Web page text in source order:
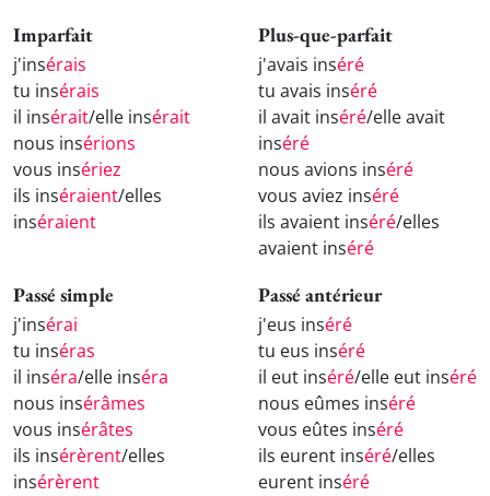
Imparfait
j'insérais
tu insérais
il insérait/elle insérait
nous insérions
vous insériez
ils inséraient/elles
inséraient
Plus-que-parfait
j'avais inséré
tu avais inséré
il avait inséré/elle avait
inséré
nous avions inséré
vous aviez inséré
ils avaient inséré/elles
avaient inséré
Passé simple
j'insérai
tu inséras
il inséra/elle inséra
nous insérâmes
vous insérâtes
ils insérèrent/elles
insérèrent
Passé antérieur
j'eus inséré
tu eus inséré
il eut inséré/elle eut inséré
nous eûmes inséré
vous eûtes inséré
ils eurent inséré/elles
eurent inséré